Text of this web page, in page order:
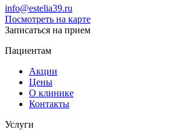
info@estelia39.ru
Посмотреть на карте
Записаться на прием
Пациентам
Акции
Цены
О клинике
Контакты
Услуги